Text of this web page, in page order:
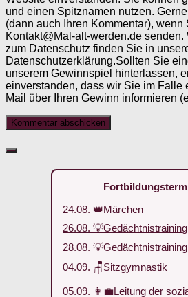
und einen Spitznamen nutzen.
(dann auch Ihren Kommentar),
Kontakt@Mal-alt-werden.de senden.
zum Datenschutz finden Sie in
Datenschutzerklärung.Sollten Sie
unserem Gewinnspiel hinterlassen,
einverstanden, dass wir Sie im Falle
Mail über Ihren Gewinn informieren
24.08. 👑Märchen
26.08. 💡Gedächtnistraining
28.08. 💡Gedächtnistraining
04.09. 🪑Sitzgymnastik
05.09. 👩‍💼Leitung der